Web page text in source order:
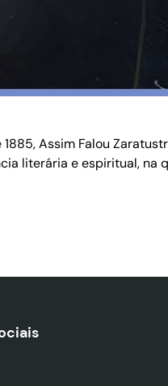
Assim Falou
literária e espiritual,